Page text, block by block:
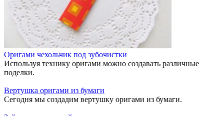
Оригами чехольчик под зубочистки
Используя технику оригами можно создавать различные
поделки.
Вертушка оригами из бумаги
Сегодня мы создадим вертушку оригами из бумаги.